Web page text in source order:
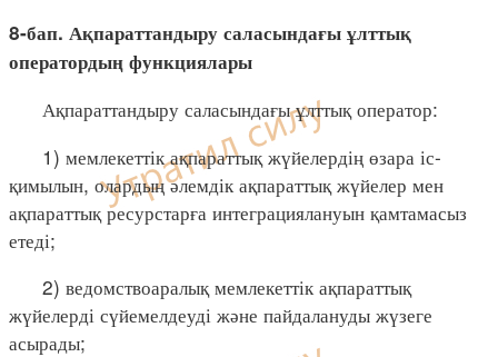
8-бап. Ақпараттандыру саласындағы ұлттық
оператордың функциялары
Ақпараттандыру саласындағы ұлттық оператор:
1) мемлекеттік ақпараттық жүйелердің өзара іс-
қимылын, олардың әлемдік ақпараттық жүйелер мен
ақпараттық ресурстарға интеграциялануын қамтамасыз
етеді;
2) ведомствоаралық мемлекеттік ақпараттық
жүйелерді сүйемелдеуді және пайдалануды жүзеге
асырады;